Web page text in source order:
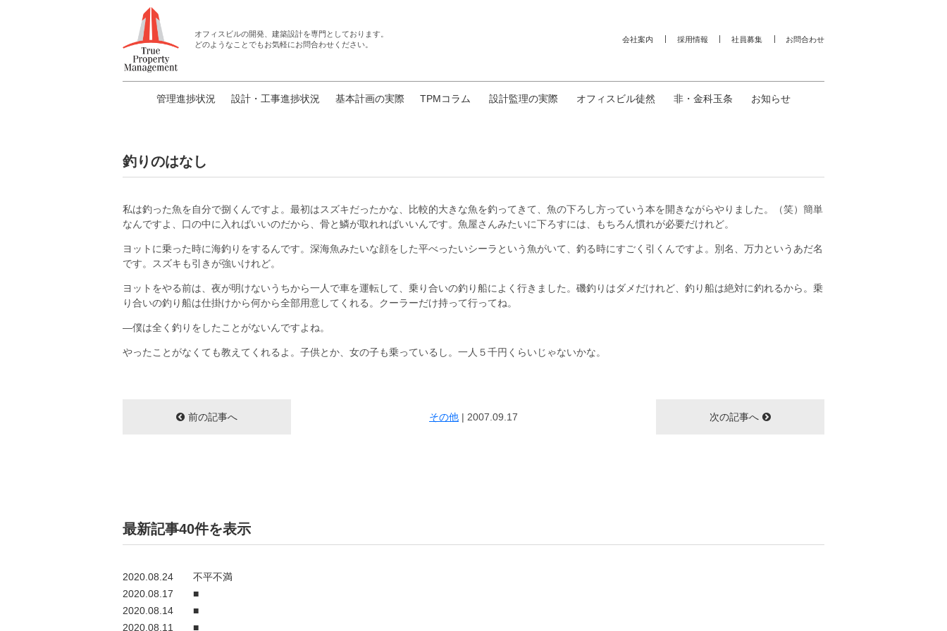
オフィスビルの開発、建築設計を専門としております。
どのようなことでもお気軽にお問合わせください。
会社案内 採用情報 社員募集 お問合わせ
管理進捗状況 設計・工事進捗状況 基本計画の実際 TPMコラム 設計監理の実際 オフィスビル徒然 非・金科玉条 お知らせ
釣りのはなし
私は釣った魚を自分で捌くんですよ。最初はスズキだったかな、比較的大きな魚を釣ってきて、魚の下ろし方っていう本を開きながらやりました。（笑）簡単
なんですよ、口の中に入ればいいのだから、骨と鱗が取れればいいんです。魚屋さんみたいに下ろすには、もちろん慣れが必要だけれど。
ヨットに乗った時に海釣りをするんです。深海魚みたいな顔をした平べったいシーラという魚がいて、釣る時にすごく引くんですよ。別名、万力というあだ名
です。スズキも引きが強いけれど。
ヨットをやる前は、夜が明けないうちから一人で車を運転して、乗り合いの釣り船によく行きました。磯釣りはダメだけれど、釣り船は絶対に釣れるから。乗
り合いの釣り船は仕掛けから何から全部用意してくれる。クーラーだけ持って行ってね。
―僕は全く釣りをしたことがないんですよね。
やったことがなくても教えてくれるよ。子供とか、女の子も乗っているし。一人５千円くらいじゃないかな。
前の記事へ その他 | 2007.09.17 次の記事へ
最新記事40件を表示
2020.08.24
不平不満
2020.08.17
■
2020.08.14
■
2020.08.11
■